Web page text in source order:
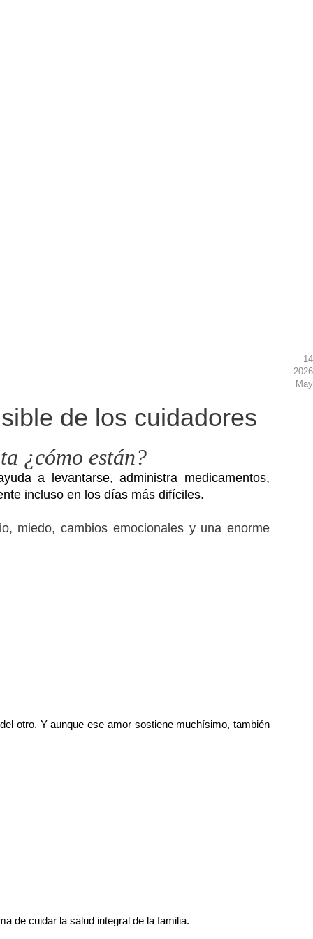
14
2026
May
de los cuidadores
¿cómo están?
a levantarse, administra medicamentos,
incluso en los días más difíciles.
miedo, cambios emocionales y una enorme
otro. Y aunque ese amor sostiene muchísimo, también
de cuidar la salud integral de la familia.